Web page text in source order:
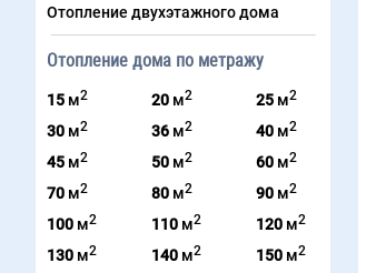
Отопление двухэтажного дома
Отопление дома по метражу
15 м2
30 м2
45 м2
70 м2
100 м2
130 м2
20 м2
36 м2
50 м2
80 м2
110 м2
140 м2
25 м2
40 м2
60 м2
90 м2
120 м2
150 м2